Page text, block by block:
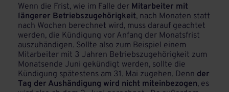
Wenn die Frist, wie im Falle der Mitarbeiter mit
längerer Betriebszugehörigkeit, nach Monaten statt
nach Wochen berechnet wird, muss darauf geachtet
werden, die Kündigung vor Anfang der Monatsfrist
auszuhändigen. Sollte also zum Beispiel einem
Mitarbeiter mit 3 Jahren Betriebszugehörigkeit zum
Monatsende Juni gekündigt werden, sollte die
Kündigung spätestens am 31. Mai zugehen. Denn der
Tag der Aushändigung wird nicht miteinbezogen, es